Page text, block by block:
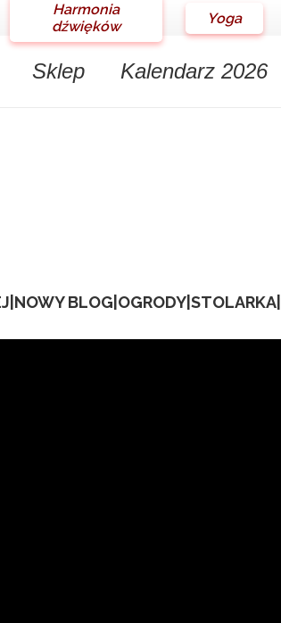
Harmonia
dźwięków
Yoga
Sklep Kalendarz 2026
NOWY BLOG OGRODY STOLARKA